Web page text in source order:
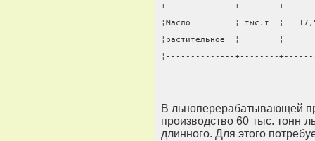
+--------------+--------
¦Масло         ¦ тыс.т  ¦
¦растительное  ¦
¦--------------+--------
В льноперерабатывающей
производство 60 тыс. тонн
длинного. Для этого